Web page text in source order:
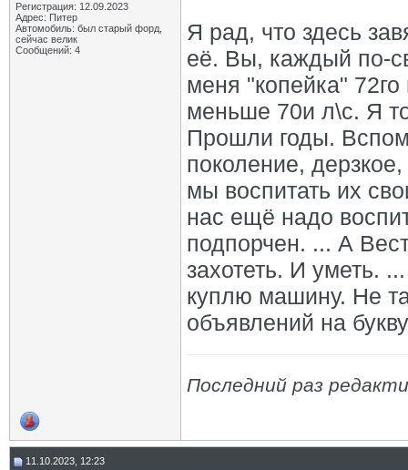
Регистрация: 12.09.2023
Адрес: Питер
Автомобиль: был старый форд,
сейчас велик
Сообщений: 4
Я рад, что здесь
её. Вы, каждый по-
меня "копейка"
меньше 70и л\с. Я
Прошли годы.
поколение,
мы воспитать их
нас ещё надо
подпорчен. ... А
захотеть. И уметь.
куплю машину. Не
объявлений на
Последний раз
11.10.2023, 12:23